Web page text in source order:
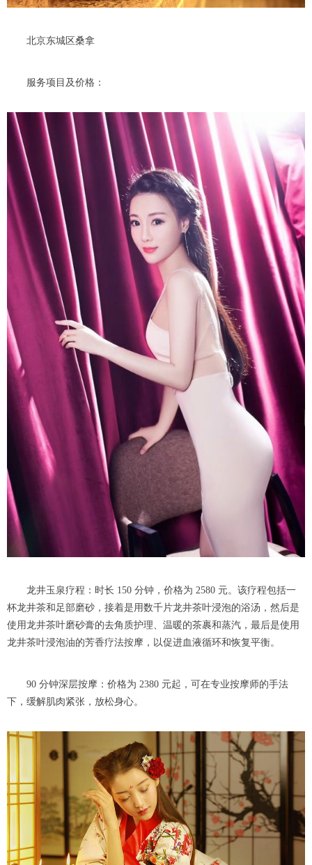
北京东城区桑拿
服务项目及价格：
龙井玉泉疗程：时长 150 分钟，价格为 2580 元。该疗程包括一
杯龙井茶和足部磨砂，接着是用数千片龙井茶叶浸泡的浴汤，然后是
使用龙井茶叶磨砂膏的去角质护理、温暖的茶裹和蒸汽，最后是使用
龙井茶叶浸泡油的芳香疗法按摩，以促进血液循环和恢复平衡。
90 分钟深层按摩：价格为 2380 元起，可在专业按摩师的手法
下，缓解肌肉紧张，放松身心。